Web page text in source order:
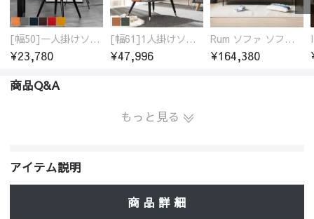
[幅50]一人掛けソファ 高級合成皮革 コンパクト
¥23,780
[幅61]1人掛けソファ アンティーク調 パーソナルチェア
¥47,996
Rum ソファ ソファー おしゃれ 1人掛け～4人掛け ウォールナットorオーク材フレーム 西海岸風 肘掛
¥164,380
商品Q&A
もっと見る
アイテム説明
商 品 詳 細